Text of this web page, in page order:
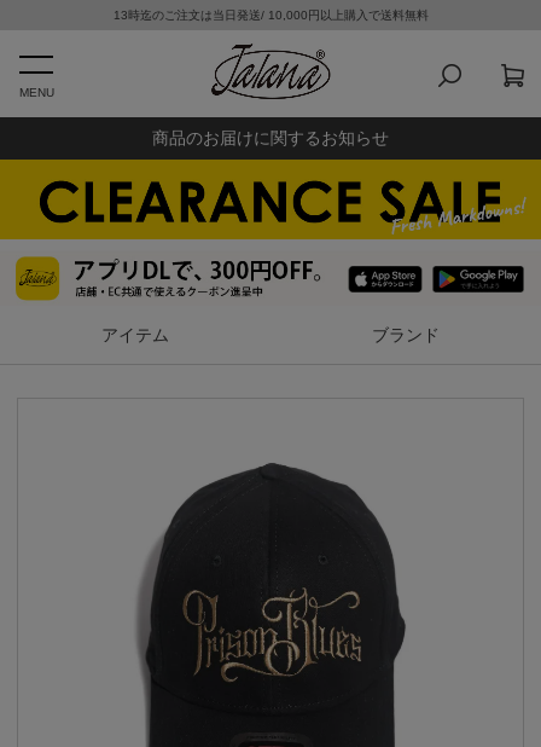
13時迄のご注文は当日発送/ 10,000円以上購入で送料無料
MENU
商品のお届けに関するお知らせ
アイテム ブランド